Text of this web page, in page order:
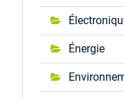
Énergie